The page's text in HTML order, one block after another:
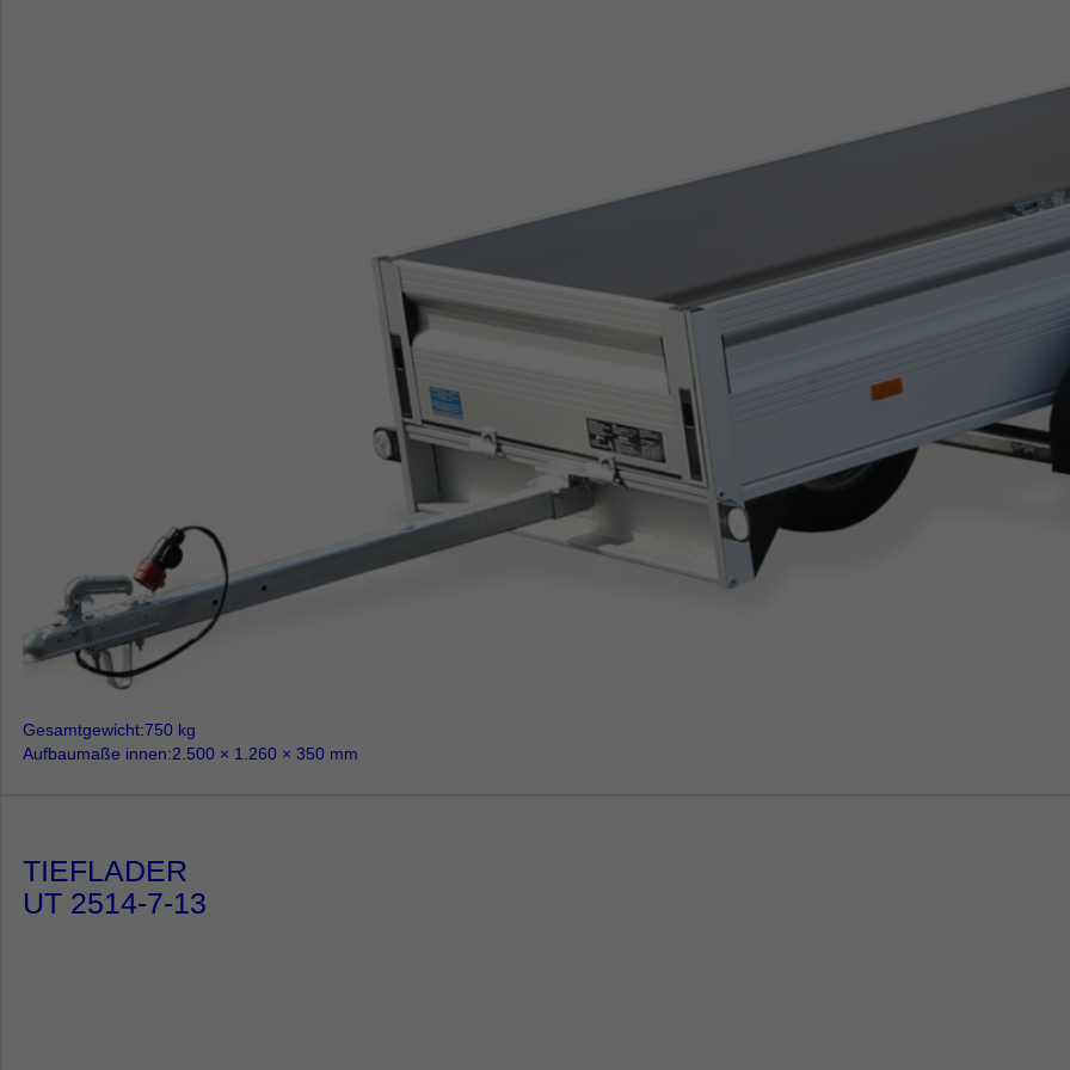
Gesamtgewicht 750 kg
Aufbaumaße innen 2.500 × 1.260 × 350 mm
TIEFLADER
UT 2514-7-13